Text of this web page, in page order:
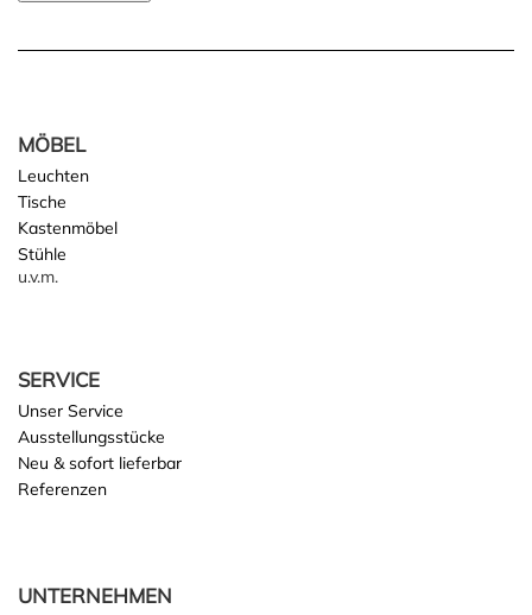
MÖBEL
Leuchten
Tische
Kastenmöbel
Stühle
u.v.m.
SERVICE
Unser Service
Ausstellungsstücke
Neu & sofort lieferbar
Referenzen
UNTERNEHMEN